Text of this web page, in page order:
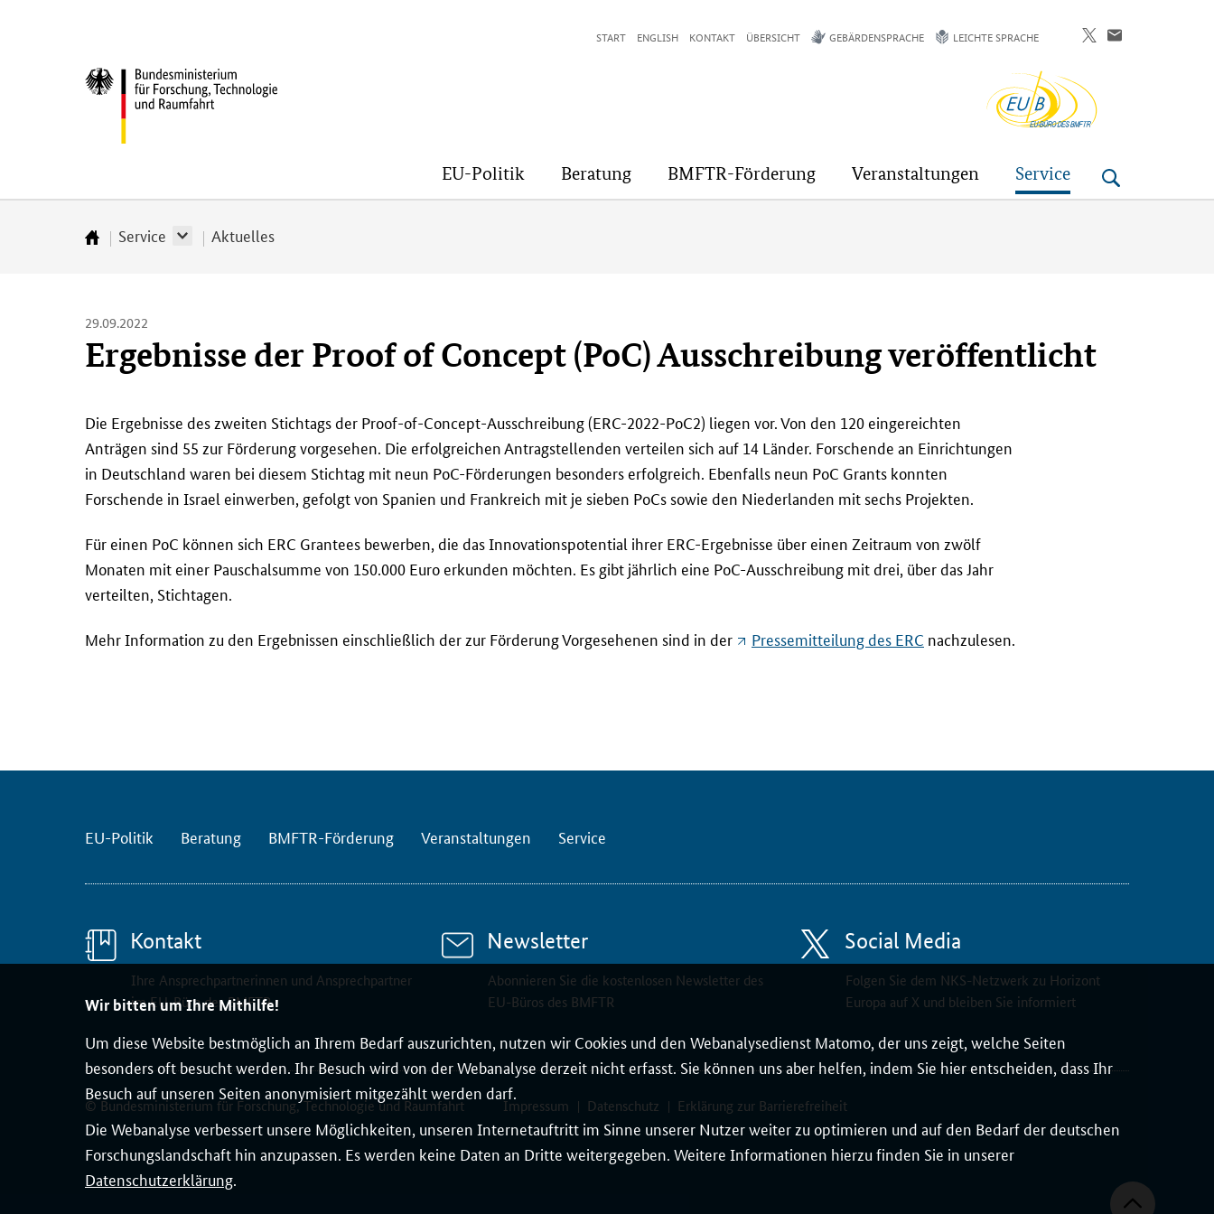
Wir bitten um Ihre Mithilfe!
Um diese Website bestmöglich an Ihrem Bedarf auszurichten, nutzen wir Cookies und den Webanalysedienst Matomo, der uns zeigt, welche Seiten
besonders oft besucht werden. Ihr Besuch wird von der Webanalyse derzeit nicht erfasst. Sie können uns aber helfen, indem Sie hier entscheiden, dass Ihr
Besuch auf unseren Seiten anonymisiert mitgezählt werden darf.
Die Webanalyse verbessert unsere Möglichkeiten, unseren Internetauftritt im Sinne unserer Nutzer weiter zu optimieren und auf den Bedarf der deutschen
Forschungslandschaft hin anzupassen. Es werden keine Daten an Dritte weitergegeben. Weitere Informationen hierzu finden Sie in unserer
Datenschutzerklärung.
(Eingabetaste)
(Eingabetaste)
(Eingabetaste)
START ENGLISH KONTAKT ÜBERSICHT GEBÄRDENSPRACHE LEICHTE SPRACHE
Bundesministerium
und
Raumfahrt
Buero
EU-Politik Beratung BMFTR-Förderung Veranstaltungen Service
Startseite
Service Aktuelles
29.09.2022
Ergebnisse der Proof of Concept (PoC) Ausschreibung veröffentlicht
i
e
E
r
e
b
n
s
e
t
n
S
i
h
t
a
g
s
d
e
Die Ergebnisse des zweiten Stichtags der Proof-of-Concept-Ausschreibung (ERC-2022-PoC2) liegen vor. Von den 120 eingereichten
Anträgen sind 55 zur Förderung vorgesehen. Die erfolgreichen Antragstellenden verteilen sich auf 14 Länder. Forschende an Einrichtungen
in Deutschland waren bei diesem Stichtag mit neun PoC-Förderungen besonders erfolgreich. Ebenfalls neun PoC Grants konnten
Forschende in Israel einwerben, gefolgt von Spanien und Frankreich mit je sieben PoCs sowie den Niederlanden mit sechs Projekten.
Für einen PoC können sich ERC Grantees bewerben, die das Innovationspotential ihrer ERC-Ergebnisse über einen Zeitraum von zwölf
Monaten mit einer Pauschalsumme von 150.000 Euro erkunden möchten. Es gibt jährlich eine PoC-Ausschreibung mit drei, über das Jahr
verteilten, Stichtagen.
Mehr Information zu den Ergebnissen einschließlich der zur Förderung Vorgesehenen sind in der Pressemitteilung des ERC nachzulesen.
EU-Politik Beratung BMFTR-Förderung Veranstaltungen Service
Kontakt
Ihre Ansprechpartnerinnen und Ansprechpartner
im EU-Büro des BMFTR
Newsletter
Abonnieren Sie die kostenlosen Newsletter des
EU-Büros des BMFTR
Social Media
Folgen Sie dem NKS-Netzwerk zu Horizont
Europa auf X und bleiben Sie informiert
© Bundesministerium für Forschung, Technologie und Raumfahrt Impressum Datenschutz Erklärung zur Barrierefreiheit